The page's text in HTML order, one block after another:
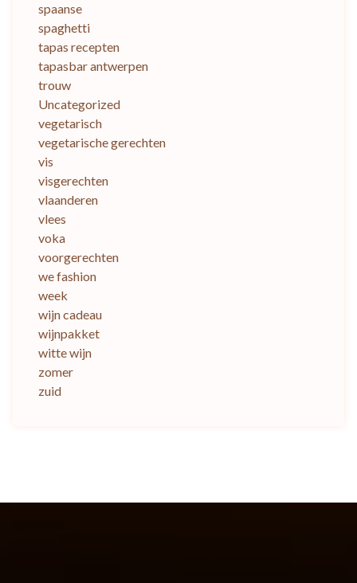
spaanse
spaghetti
tapas recepten
tapasbar antwerpen
trouw
Uncategorized
vegetarisch
vegetarische gerechten
vis
visgerechten
vlaanderen
vlees
voka
voorgerechten
we fashion
week
wijn cadeau
wijnpakket
witte wijn
zomer
zuid